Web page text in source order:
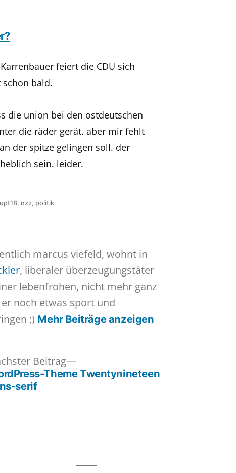
feiert die CDU sich
bald.
die union bei den ostdeutschen
die räder gerät. aber mir fehlt
der spitze gelingen soll. der
sein. leider.
, nzz, politik
marcus viefeld, wohnt in
, liberaler überzeugungstäter
lebenfrohen, nicht mehr ganz
noch etwas sport und
;) Mehr Beiträge anzeigen
Beitrag
Nächster
Beitrag:
Theme Twentynineteen
serif